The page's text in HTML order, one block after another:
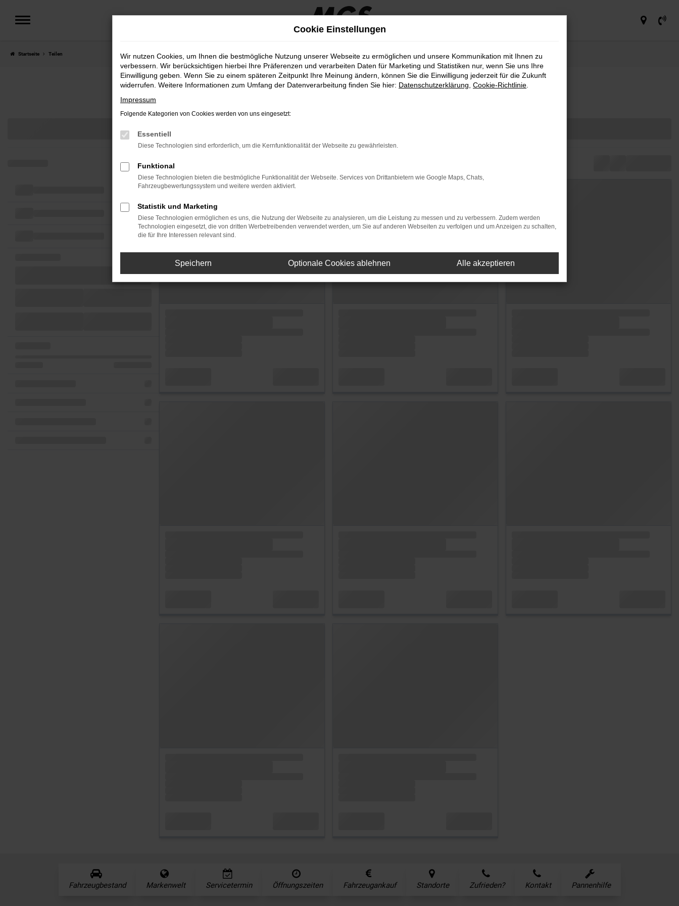
Zum
Hauptinhalt
Startseite Teilen
Fahrzeugmarkt
Fahrzeugbestand Markenwelt Servicetermin Öffnungszeiten Fahrzeugankauf Standorte Zufrieden? Kontakt Pannenhilfe
Cookie Einstellungen
Wir nutzen Cookies, um Ihnen die bestmögliche Nutzung unserer Webseite zu ermöglichen und unsere Kommunikation mit Ihnen zu
verbessern. Wir berücksichtigen hierbei Ihre Präferenzen und verarbeiten Daten für Marketing und Statistiken nur, wenn Sie uns Ihre
Einwilligung geben. Wenn Sie zu einem späteren Zeitpunkt Ihre Meinung ändern, können Sie die Einwilligung jederzeit für die Zukunft
widerrufen. Weitere Informationen zum Umfang der Datenverarbeitung finden Sie hier: Datenschutzerklärung Cookie-Richtlinie
Impressum
Folgende Kategorien von Cookies werden von uns eingesetzt:
Essentiell
Diese Technologien sind erforderlich, um die Kernfunktionalität der Webseite zu gewährleisten.
Funktional
Diese Technologien bieten die bestmögliche Funktionalität der Webseite. Services von Drittanbietern wie Google Maps, Chats,
Fahrzeugbewertungssystem und weitere werden aktiviert.
Statistik und Marketing
Diese Technologien ermöglichen es uns, die Nutzung der Webseite zu analysieren, um die Leistung zu messen und zu verbessern. Zudem werden
Technologien eingesetzt, die von dritten Werbetreibenden verwendet werden, um Sie auf anderen Webseiten zu verfolgen und um Anzeigen zu schalten,
die für Ihre Interessen relevant sind.
Speichern Optionale Cookies ablehnen Alle akzeptieren